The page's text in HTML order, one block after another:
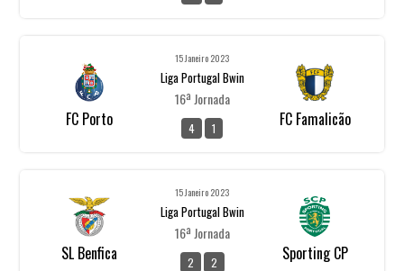
FC Porto
15 Janeiro 2023
Liga Portugal Bwin
16ª Jornada
4 1 FC Famalicão
SL Benfica
15 Janeiro 2023
Liga Portugal Bwin
16ª Jornada
2 2 Sporting CP